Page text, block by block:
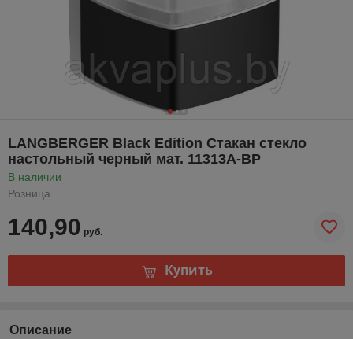
LANGBERGER Black Edition Стакан стекло
настольный черный мат. 11313А-BP
В наличии
Розница
140,90 руб.
Купить
Описание